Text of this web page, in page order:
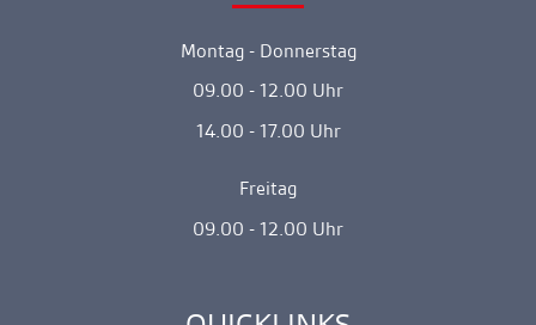
Montag - Donnerstag
09.00 - 12.00 Uhr
14.00 - 17.00 Uhr
Freitag
09.00 - 12.00 Uhr